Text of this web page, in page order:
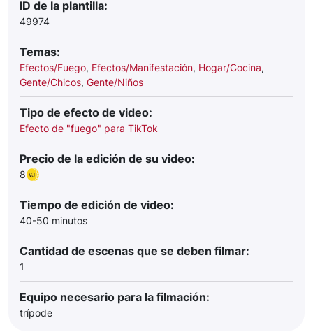
ID de la plantilla:
49974
Temas:
Efectos/Fuego, Efectos/Manifestación, Hogar/Cocina,
Gente/Chicos, Gente/Niños
Tipo de efecto de video:
Efecto de "fuego" para TikTok
Precio de la edición de su video:
8
Tiempo de edición de video:
40-50 minutos
Cantidad de escenas que se deben filmar:
1
Equipo necesario para la filmación:
trípode